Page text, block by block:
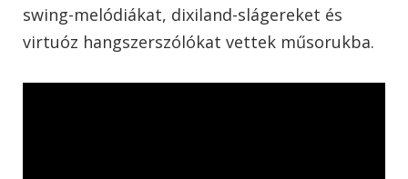
swing-melódiákat, dixiland-slágereket és
virtuóz hangszerszólókat vettek műsorukba.